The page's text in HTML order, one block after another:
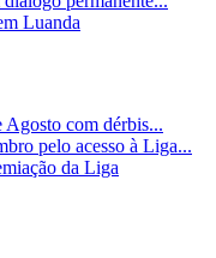
Luanda
Agosto com dérbis...
pelo acesso à Liga...
da Liga